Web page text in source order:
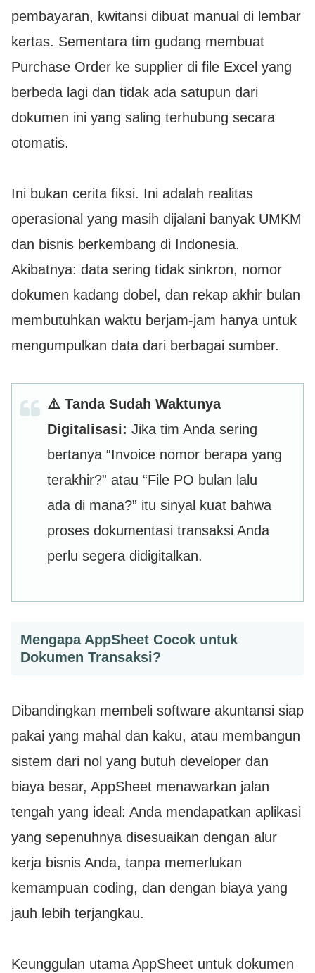
pembayaran, kwitansi dibuat manual di lembar
kertas. Sementara tim gudang membuat
Purchase Order ke supplier di file Excel yang
berbeda lagi dan tidak ada satupun dari
dokumen ini yang saling terhubung secara
otomatis.
Ini bukan cerita fiksi. Ini adalah realitas
operasional yang masih dijalani banyak UMKM
dan bisnis berkembang di Indonesia.
Akibatnya: data sering tidak sinkron, nomor
dokumen kadang dobel, dan rekap akhir bulan
membutuhkan waktu berjam-jam hanya untuk
mengumpulkan data dari berbagai sumber.
⚠️ Tanda Sudah Waktunya
Digitalisasi: Jika tim Anda sering
bertanya “Invoice nomor berapa yang
terakhir?” atau “File PO bulan lalu
ada di mana?” itu sinyal kuat bahwa
proses dokumentasi transaksi Anda
perlu segera didigitalkan.
Mengapa AppSheet Cocok untuk
Dokumen Transaksi?
Dibandingkan membeli software akuntansi siap
pakai yang mahal dan kaku, atau membangun
sistem dari nol yang butuh developer dan
biaya besar, AppSheet menawarkan jalan
tengah yang ideal: Anda mendapatkan aplikasi
yang sepenuhnya disesuaikan dengan alur
kerja bisnis Anda, tanpa memerlukan
kemampuan coding, dan dengan biaya yang
jauh lebih terjangkau.
Keunggulan utama AppSheet untuk dokumen